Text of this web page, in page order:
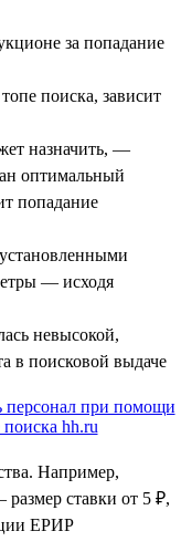
за попадание
поиска, зависит
назначить, —
оптимальный
попадание
— исходя
невысокой,
в поисковой выдаче
Например,
ставки от 5 ₽,
ЕРИР